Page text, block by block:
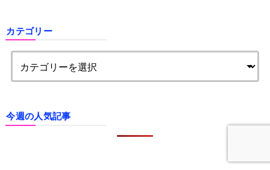
カテゴリー
今週の人気記事